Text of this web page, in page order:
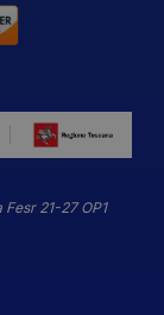
21-27 OP1